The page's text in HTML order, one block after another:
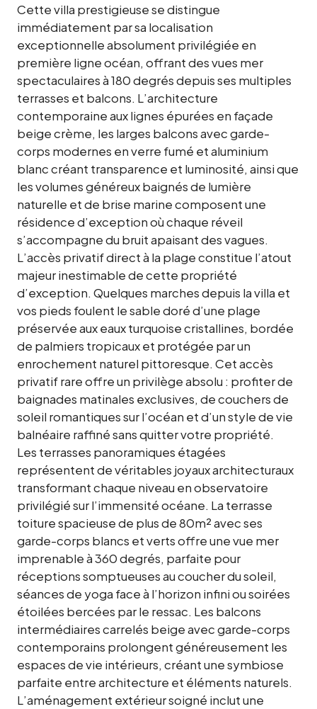
Cette villa prestigieuse se distingue
immédiatement par sa localisation
exceptionnelle absolument privilégiée en
première ligne océan, offrant des vues mer
spectaculaires à 180 degrés depuis ses multiples
terrasses et balcons. L’architecture
contemporaine aux lignes épurées en façade
beige crème, les larges balcons avec garde-
corps modernes en verre fumé et aluminium
blanc créant transparence et luminosité, ainsi que
les volumes généreux baignés de lumière
naturelle et de brise marine composent une
résidence d’exception où chaque réveil
s’accompagne du bruit apaisant des vagues.
L’accès privatif direct à la plage constitue l’atout
majeur inestimable de cette propriété
d’exception. Quelques marches depuis la villa et
vos pieds foulent le sable doré d’une plage
préservée aux eaux turquoise cristallines, bordée
de palmiers tropicaux et protégée par un
enrochement naturel pittoresque. Cet accès
privatif rare offre un privilège absolu : profiter de
baignades matinales exclusives, de couchers de
soleil romantiques sur l’océan et d’un style de vie
balnéaire raffiné sans quitter votre propriété.
Les terrasses panoramiques étagées
représentent de véritables joyaux architecturaux
transformant chaque niveau en observatoire
privilégié sur l’immensité océane. La terrasse
toiture spacieuse de plus de 80m² avec ses
garde-corps blancs et verts offre une vue mer
imprenable à 360 degrés, parfaite pour
réceptions somptueuses au coucher du soleil,
séances de yoga face à l’horizon infini ou soirées
étoilées bercées par le ressac. Les balcons
intermédiaires carrelés beige avec garde-corps
contemporains prolongent généreusement les
espaces de vie intérieurs, créant une symbiose
parfaite entre architecture et éléments naturels.
L’aménagement extérieur soigné inclut une